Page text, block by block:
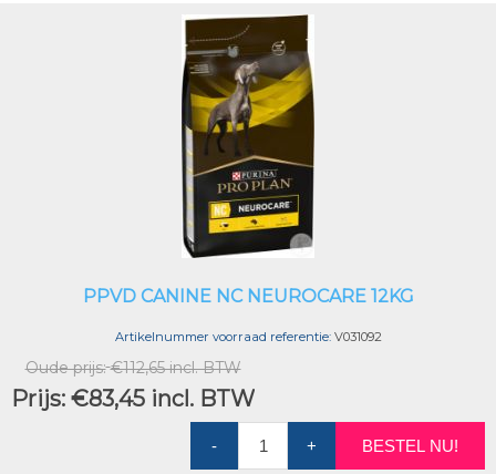
PPVD CANINE NC NEUROCARE 12KG
Artikelnummer voorraad referentie: V031092
Oude prijs: €112,65 incl. BTW
Prijs: €83,45 incl. BTW
- + BESTEL NU!